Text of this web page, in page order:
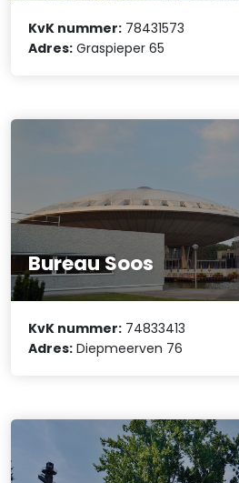
KvK nummer: 78431573
Adres: Graspieper 65
Bureau Soos
KvK nummer: 74833413
Adres: Diepmeerven 76